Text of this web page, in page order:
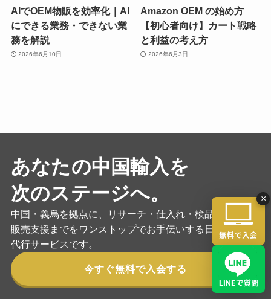
AIでOEM物販を効率化｜AI
にできる業務・できない業
務を解説
2026年6月10日
Amazon OEM の始め方
【初心者向け】カート戦略
と利益の考え方
2026年6月3日
あなたの中国輸入を
次のステージへ。
中国・義烏を拠点に、リサーチ・仕入れ・検品・物流・
販売支援までをワンストップでお手伝いする日系の輸入
代行サービスです。
今すぐ無料で入会する
×